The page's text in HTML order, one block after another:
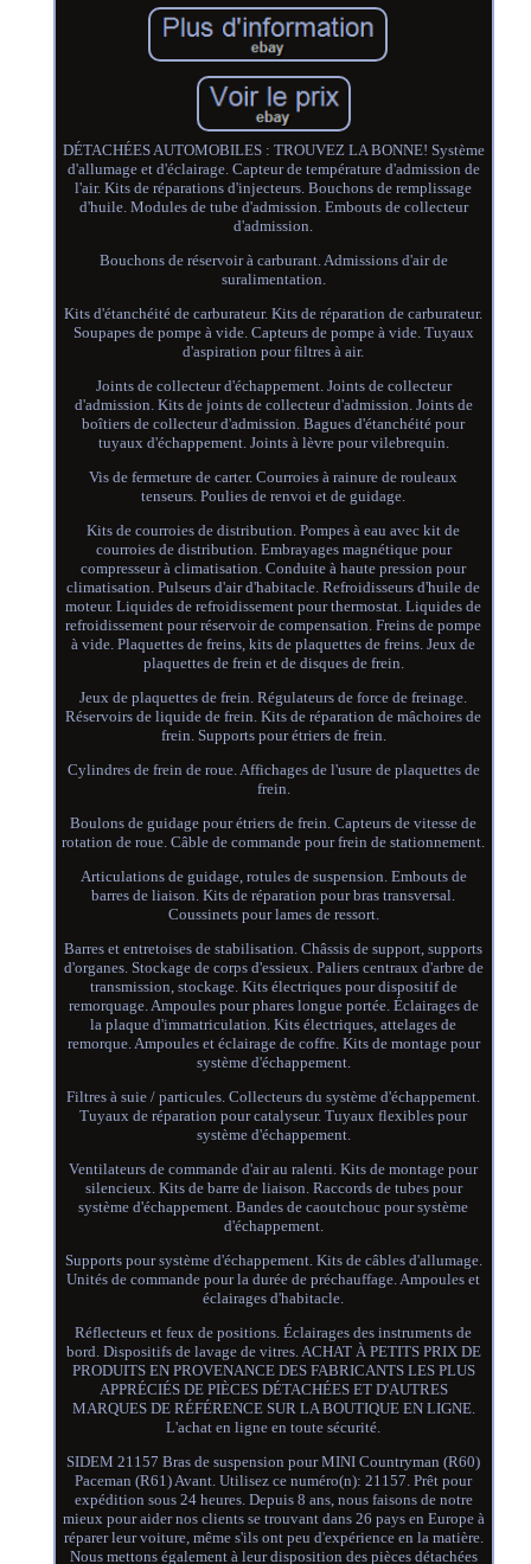
DÉTACHÉES AUTOMOBILES : TROUVEZ LA BONNE! Système
d'allumage et d'éclairage. Capteur de température d'admission de
l'air. Kits de réparations d'injecteurs. Bouchons de remplissage
d'huile. Modules de tube d'admission. Embouts de collecteur
d'admission.
Bouchons de réservoir à carburant. Admissions d'air de
suralimentation.
Kits d'étanchéité de carburateur. Kits de réparation de carburateur.
Soupapes de pompe à vide. Capteurs de pompe à vide. Tuyaux
d'aspiration pour filtres à air.
Joints de collecteur d'échappement. Joints de collecteur
d'admission. Kits de joints de collecteur d'admission. Joints de
boîtiers de collecteur d'admission. Bagues d'étanchéité pour
tuyaux d'échappement. Joints à lèvre pour vilebrequin.
Vis de fermeture de carter. Courroies à rainure de rouleaux
tenseurs. Poulies de renvoi et de guidage.
Kits de courroies de distribution. Pompes à eau avec kit de
courroies de distribution. Embrayages magnétique pour
compresseur à climatisation. Conduite à haute pression pour
climatisation. Pulseurs d'air d'habitacle. Refroidisseurs d'huile de
moteur. Liquides de refroidissement pour thermostat. Liquides de
refroidissement pour réservoir de compensation. Freins de pompe
à vide. Plaquettes de freins, kits de plaquettes de freins. Jeux de
plaquettes de frein et de disques de frein.
Jeux de plaquettes de frein. Régulateurs de force de freinage.
Réservoirs de liquide de frein. Kits de réparation de mâchoires de
frein. Supports pour étriers de frein.
Cylindres de frein de roue. Affichages de l'usure de plaquettes de
frein.
Boulons de guidage pour étriers de frein. Capteurs de vitesse de
rotation de roue. Câble de commande pour frein de stationnement.
Articulations de guidage, rotules de suspension. Embouts de
barres de liaison. Kits de réparation pour bras transversal.
Coussinets pour lames de ressort.
Barres et entretoises de stabilisation. Châssis de support, supports
d'organes. Stockage de corps d'essieux. Paliers centraux d'arbre de
transmission, stockage. Kits électriques pour dispositif de
remorquage. Ampoules pour phares longue portée. Éclairages de
la plaque d'immatriculation. Kits électriques, attelages de
remorque. Ampoules et éclairage de coffre. Kits de montage pour
système d'échappement.
Filtres à suie / particules. Collecteurs du système d'échappement.
Tuyaux de réparation pour catalyseur. Tuyaux flexibles pour
système d'échappement.
Ventilateurs de commande d'air au ralenti. Kits de montage pour
silencieux. Kits de barre de liaison. Raccords de tubes pour
système d'échappement. Bandes de caoutchouc pour système
d'échappement.
Supports pour système d'échappement. Kits de câbles d'allumage.
Unités de commande pour la durée de préchauffage. Ampoules et
éclairages d'habitacle.
Réflecteurs et feux de positions. Éclairages des instruments de
bord. Dispositifs de lavage de vitres. ACHAT À PETITS PRIX DE
PRODUITS EN PROVENANCE DES FABRICANTS LES PLUS
APPRÉCIÉS DE PIÈCES DÉTACHÉES ET D'AUTRES
MARQUES DE RÉFÉRENCE SUR LA BOUTIQUE EN LIGNE.
L'achat en ligne en toute sécurité.
SIDEM 21157 Bras de suspension pour MINI Countryman (R60)
Paceman (R61) Avant. Utilisez ce numéro(n): 21157. Prêt pour
expédition sous 24 heures. Depuis 8 ans, nous faisons de notre
mieux pour aider nos clients se trouvant dans 26 pays en Europe à
réparer leur voiture, même s'ils ont peu d'expérience en la matière.
Nous mettons également à leur disposition des pièces détachées